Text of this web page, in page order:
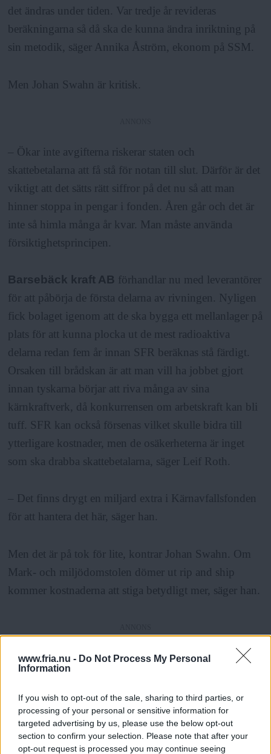
www.fria.nu - Do Not Process My Personal
Information
If you wish to opt-out of the sale, sharing to third parties, or
processing of your personal or sensitive information for
targeted advertising by us, please use the below opt-out
section to confirm your selection. Please note that after your
opt-out request is processed you may continue seeing
det ändras under tiden. Var tredje år revideras
beräkningarna så då ska de kunna ändra inriktning på
sin metodik, säger Annika Åström, ekonom på SSM.
Men Johan Swahn är kritisk.
– Ökar inte avgifterna riskerar staten och
skattebetalarna att få stå för notan till slut. Därför är det
viktigt att det sätts rätt siffror på det nu så att man
hinner stoppa in pengar i fonden. Åren går och det är
inte så himla många år kvar. Man måste använda
försiktighetsprincipen.
Barsebäck kraft AB förhandlar nu med leverantörer
för att påbörja de första delarna av rivningen. Nyligen
fick bolaget igenom att de ska bygga ett mellanlager på
plats för att kunna plocka ut de mest radioaktiva
delarna redan fem år innan SFR beräknas stå färdigt.
Orsaken till brådskan är att man vill ha jobbet gjort
innan tyskarna börjar att riva många av sina
kärnkraftverk, då konkurrensen om arbetskraft kan bli
tuff. SFR kan också försenas vilket skulle bidra till
ytterligare kostnader, men de osäkerheterna är inget
som ska drabba skattebetalarna, säger Leif Roth.
– Det finns drygt en miljard extra i Kärnavfallsfonden
för att hantera det här, säger han.
Men det är på tok för lite, kontrar Johan Swahn. Om
Mark- och miljödomstolen dömer ut rip and ship
kommer kostnaderna att stiga betydligt mer, säger han.
– Ska den bästa tekniken användas för att minimera
avfallsmängderna ökar kostnaderna förmodligen med
det dubbla.
Men först efter
2018 påbörjas tillståndsprocessen för
rivningsansökan. Under tiden pågår ordstriden.